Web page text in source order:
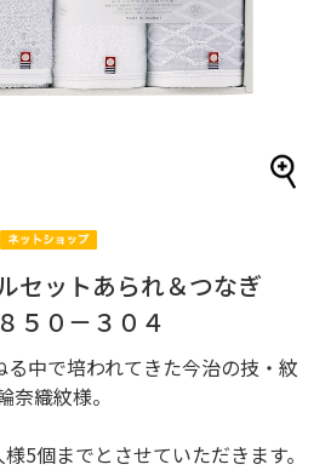
セットあられ＆つなぎ
５０－３０４
中で培われてきた今治の技・紋
織紋様。
5個までとさせていただきます。